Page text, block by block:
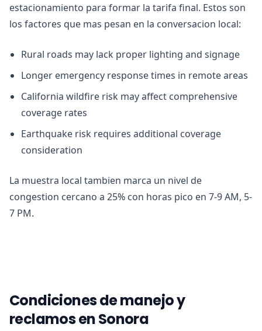
estacionamiento para formar la tarifa final. Estos son
los factores que mas pesan en la conversacion local:
Rural roads may lack proper lighting and signage
Longer emergency response times in remote areas
California wildfire risk may affect comprehensive
coverage rates
Earthquake risk requires additional coverage
consideration
La muestra local tambien marca un nivel de
congestion cercano a 25% con horas pico en 7-9 AM, 5-
7 PM.
Condiciones de manejo y
reclamos en Sonora